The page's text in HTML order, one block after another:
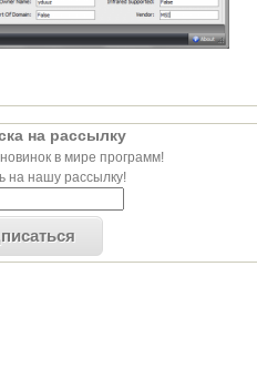
на рассылку
в мире программ!
на нашу рассылку!